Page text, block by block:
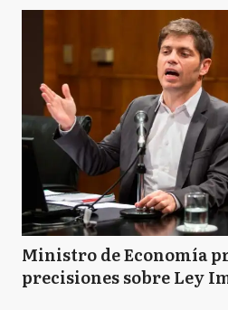
Ministro de Economía
precisiones sobre Ley